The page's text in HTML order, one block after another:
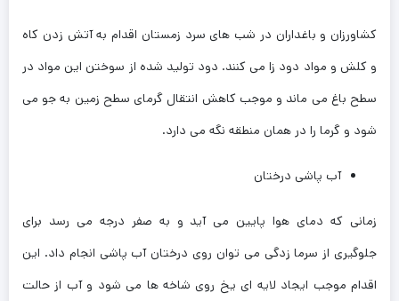
کشاورزان و باغداران در شب های سرد زمستان اقدام به آتش زدن کاه
و کلش و مواد دود زا می کنند. دود تولید شده از سوختن این مواد در
سطح باغ می ماند و موجب کاهش انتقال گرمای سطح زمین به جو می
شود و گرما را در همان منطقه نگه می دارد.
آب پاشی درختان
زمانی که دمای هوا پایین می آید و به صفر درجه می رسد برای
جلوگیری از سرما زدگی می توان روی درختان آب پاشی انجام داد. این
اقدام موجب ایجاد لایه ای یخ روی شاخه ها می شود و آب از حالت